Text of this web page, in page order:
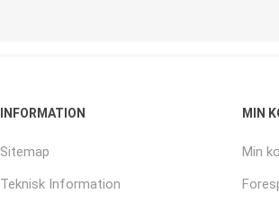
INFORMATION
Sitemap
Teknisk Information
MIN
Min